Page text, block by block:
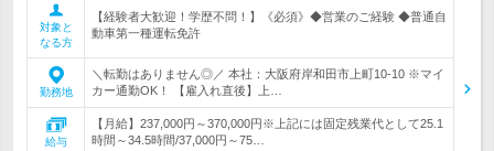
対象と
なる方
【経験者大歓迎！学歴不問！】《必須》◆営業のご経験 ◆普通自
動車第一種運転免許
勤務地
＼転勤はありません◎／ 本社：大阪府岸和田市上町10-10 ※マイ
カー通勤OK！ 【雇入れ直後】上…
給与
【月給】237,000円～370,000円※上記には固定残業代として25.1
時間～34.5時間/37,000円～75…